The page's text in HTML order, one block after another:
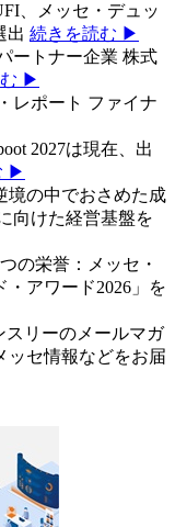
、メッセ・デュッ
出 続きを読む ▶
ートナー企業 株式
▶
レポート ファイナ
2027は現在、出
▶
境の中でおさめた成
向けた経営基盤を
の栄誉：メッセ・
アワード2026」を
スリーのメールマガ
ッセ情報などをお届